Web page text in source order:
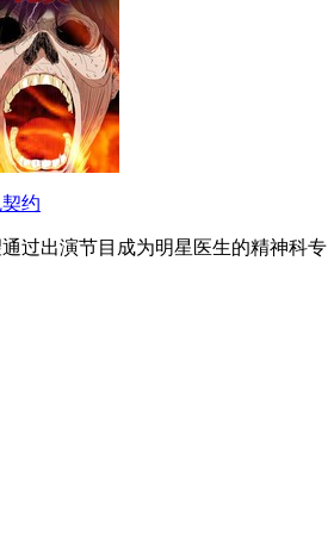
约
过出演节目成为明星医生的精神科专